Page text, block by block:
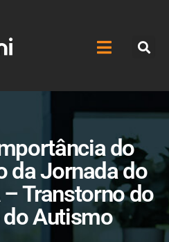
do
da Jornada do
Transtorno do
Autismo